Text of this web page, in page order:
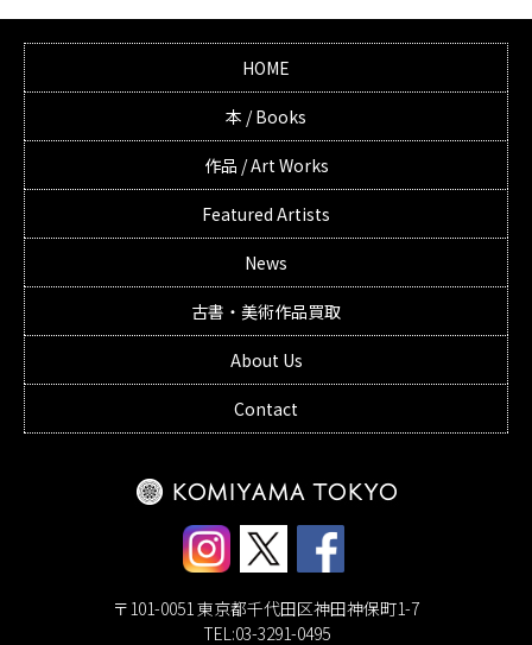
HOME
本 / Books
作品 / Art Works
Featured Artists
News
古書・美術作品買取
About Us
Contact
〒101-0051 東京都千代田区神田神保町1-7
TEL:03-3291-0495